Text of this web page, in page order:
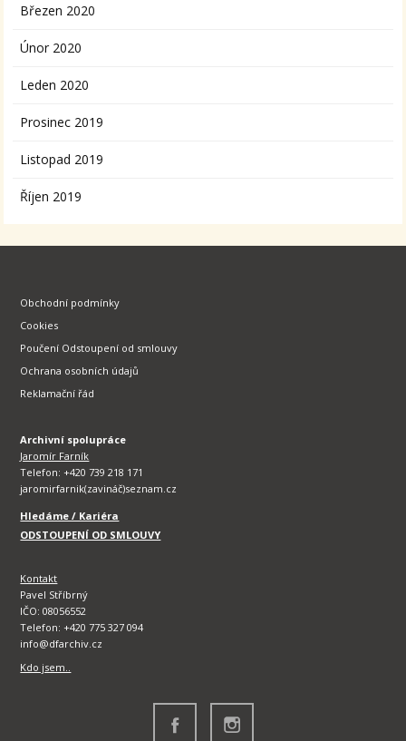
Březen 2020
Únor 2020
Leden 2020
Prosinec 2019
Listopad 2019
Říjen 2019
Obchodní podmínky
Cookies
Poučení Odstoupení od smlouvy
Ochrana osobních údajů
Reklamační řád
Archivní spolupráce
Jaromír Farník
Telefon: +420 739 218 171
jaromirfarnik(zavináč)seznam.cz
Hledáme / Kariéra
ODSTOUPENÍ OD SMLOUVY
Kontakt
Pavel Stříbrný
IČO: 08056552
Telefon: +420 775 327 094
info@dfarchiv.cz
Kdo jsem..